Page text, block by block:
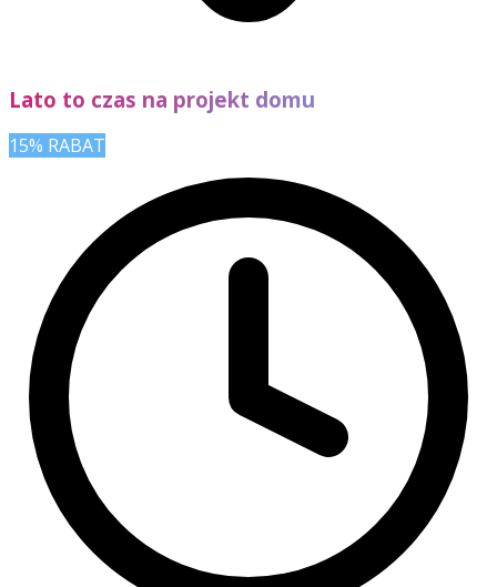
Lato to czas na projekt domu
15% RABAT